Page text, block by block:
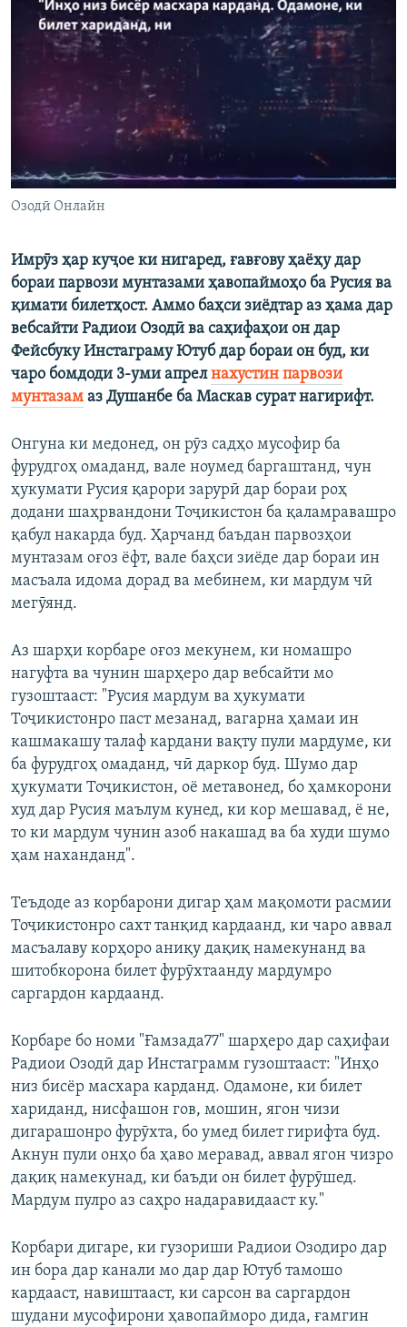
ГУЗОРИШҲОИ РАДИОӢ
Русский
ПАЙГИРӢ КУНЕД
Ҳамаи сомонаҳои RFE/RL
Озодӣ Онлайн
Имрӯз ҳар куҷое ки нигаред, ғавғову ҳаёҳу дар
бораи парвози мунтазами ҳавопаймоҳо ба Русия ва
қимати билетҳост. Аммо баҳси зиёдтар аз ҳама дар
вебсайти Радиои Озодӣ ва саҳифаҳои он дар
Фейсбуку Инстаграму Ютуб дар бораи он буд, ки
чаро бомдоди 3-уми апрелнахустин парвози
мунтазам аз Душанбе ба Маскав сурат нагирифт.
Онгуна ки медонед, он рӯз садҳо мусофир ба
фурудгоҳ омаданд, вале ноумед баргаштанд, чун
ҳукумати Русия қарори зарурӣ дар бораи роҳ
додани шаҳрвандони Тоҷикистон ба қаламравашро
қабул накарда буд. Ҳарчанд баъдан парвозҳои
мунтазам оғоз ёфт, вале баҳси зиёде дар бораи ин
масъала идома дорад ва мебинем, ки мардум чӣ
мегӯянд.
Аз шарҳи корбаре оғоз мекунем, ки номашро
нагуфта ва чунин шарҳеро дар вебсайти мо
гузоштааст: "Русия мардум ва ҳукумати
Тоҷикистонро паст мезанад, вагарна ҳамаи ин
кашмакашу талаф кардани вақту пули мардуме, ки
ба фурудгоҳ омаданд, чӣ даркор буд. Шумо дар
ҳукумати Тоҷикистон, оё метавонед, бо ҳамкорони
худ дар Русия маълум кунед, ки кор мешавад, ё не,
то ки мардум чунин азоб накашад ва ба худи шумо
ҳам наханданд".
Теъдоде аз корбарони дигар ҳам мақомоти расмии
Тоҷикистонро сахт танқид кардаанд, ки чаро аввал
масъалаву корҳоро аниқу дақиқ намекунанд ва
шитобкорона билет фурӯхтаанду мардумро
саргардон кардаанд.
Корбаре бо номи "Ғамзада77" шарҳеро дар саҳифаи
Радиои Озодӣ дар Инстаграмм гузоштааст: "Инҳо
низ бисёр масхара карданд. Одамоне, ки билет
хариданд, нисфашон гов, мошин, ягон чизи
дигарашонро фурӯхта, бо умед билет гирифта буд.
Акнун пули онҳо ба ҳаво меравад, аввал ягон чизро
дақиқ намекунад, ки баъди он билет фурӯшед.
Мардум пулро аз саҳро надаравидааст ку."
Корбари дигаре, ки гузориши Радиои Озодиро дар
ин бора дар канали мо дар дар Ютуб тамошо
кардааст, навиштааст, ки сарсон ва саргардон
шудани мусофирони ҳавопайморо дида, ғамгин